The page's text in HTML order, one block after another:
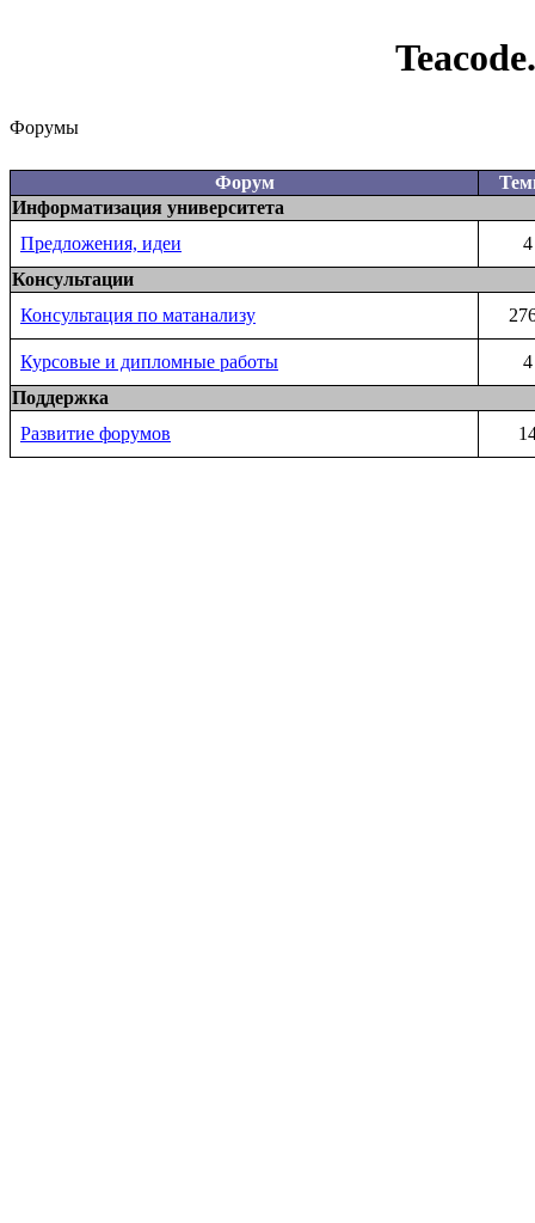
Форумы
Форум
Информатизация университета
Предложения, идеи
4
Консультации
Консультация по матанализу
Курсовые и дипломные работы
4
Поддержка
Развитие форумов